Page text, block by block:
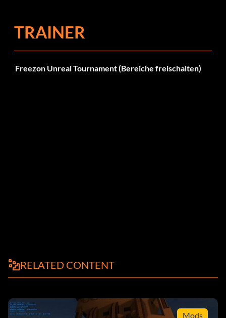
TRAINER
Freezon Unreal Tournament (Bereiche freischalten)
RELATED CONTENT
Mods